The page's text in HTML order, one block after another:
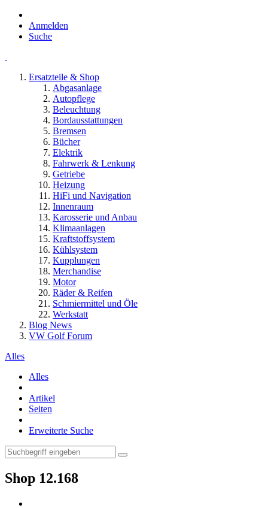
Anmelden
Suche
Ersatzteile & Shop
Abgasanlage
Autopflege
Beleuchtung
Bordausstattungen
Bremsen
Bücher
Elektrik
Fahrwerk & Lenkung
Getriebe
Heizung
HiFi und Navigation
Innenraum
Karosserie und Anbau
Klimaanlagen
Kraftstoffsystem
Kühlsystem
Kupplungen
Merchandise
Motor
Räder & Reifen
Schmiermittel und Öle
Werkstatt
Blog News
VW Golf Forum
Alles
Alles
Artikel
Seiten
Erweiterte Suche
Shop 12.168